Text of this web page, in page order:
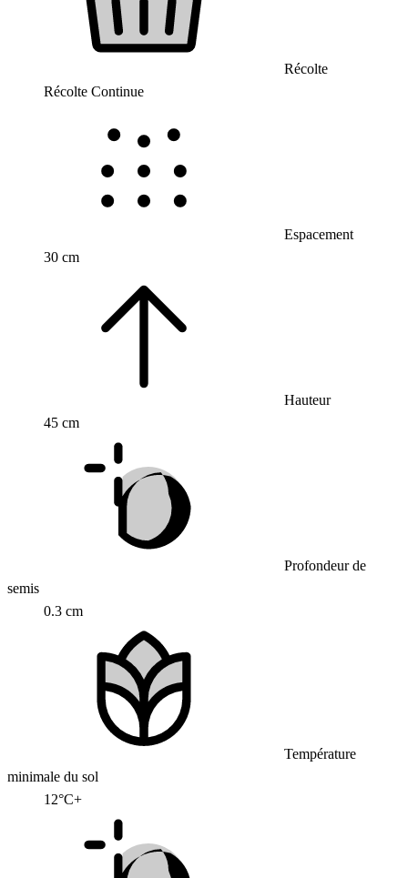
Récolte
Récolte Continue
Espacement
30 cm
Hauteur
45 cm
Profondeur de
semis
0.3 cm
Température
minimale du sol
12°C+